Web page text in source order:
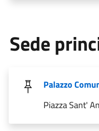
Sede
Palazzo
Piazza Sant'